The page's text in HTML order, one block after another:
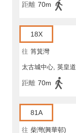
距離 70m
18X
往 筲箕灣
太古城中心, 英皇道
距離 70m
81A
往 柴灣(興華邨)